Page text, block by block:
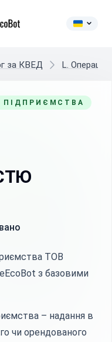
за КВЕД L.
ПІДПРИЄМСТВА
ТОВ
з базовими
– надання в
чи орендованого